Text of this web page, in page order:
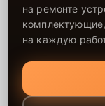
на ремонте
на каждую